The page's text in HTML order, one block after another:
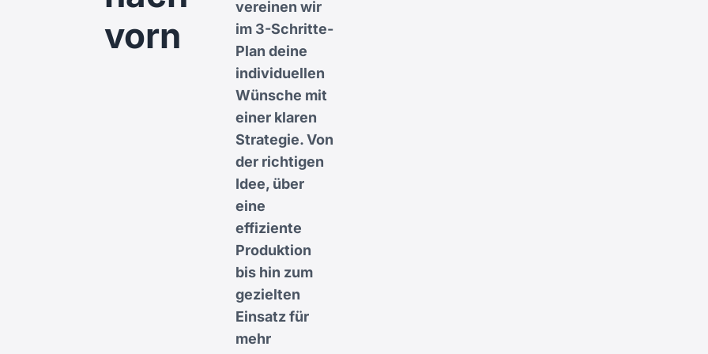
vorn
vereinen wir
im 3-Schritte-
Plan deine
individuellen
Wünsche mit
einer klaren
Strategie. Von
der richtigen
Idee, über
eine
effiziente
Produktion
bis hin zum
gezielten
Einsatz für
mehr